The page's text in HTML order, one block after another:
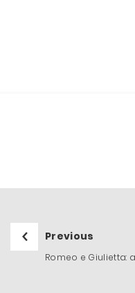
Previous
Romeo e Giulietta: